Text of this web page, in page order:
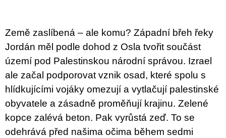
Země zaslíbená – ale komu? Západní břeh řeky
Jordán měl podle dohod z Osla tvořit součást
území pod Palestinskou národní správou. Izrael
ale začal podporovat vznik osad, které spolu s
hlídkujícími vojáky omezují a vytlačují palestinské
obyvatele a zásadně proměňují krajinu. Zelené
kopce zalévá beton. Pak vyrůstá zeď. To se
odehrává před našima očima během sedmi
e
BRUTAL
PRAGUE
165
Kč